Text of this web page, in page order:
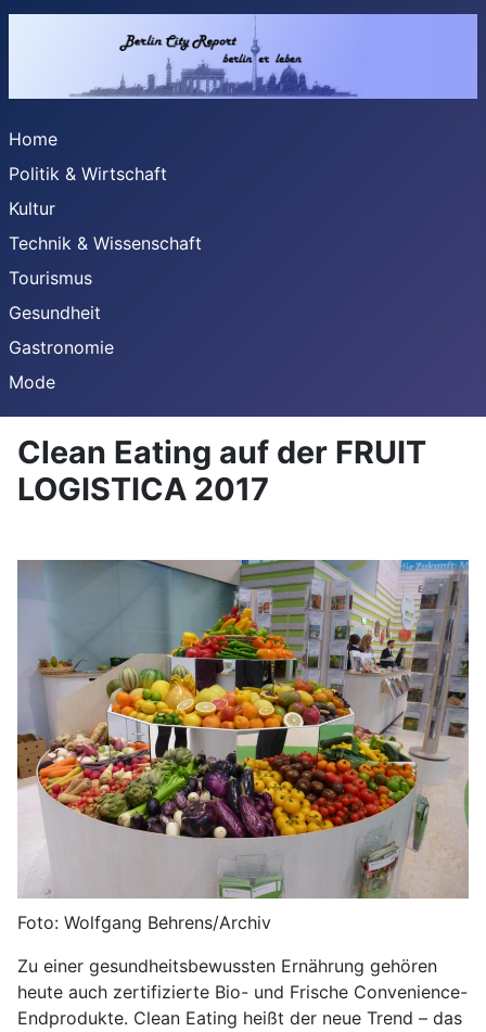
Home
Politik & Wirtschaft
Kultur
Technik & Wissenschaft
Tourismus
Gesundheit
Gastronomie
Mode
Clean Eating auf der FRUIT
LOGISTICA 2017
Foto: Wolfgang Behrens/Archiv
Zu einer gesundheitsbewussten Ernährung gehören
heute auch zertifizierte Bio- und Frische Convenience-
Endprodukte. Clean Eating heißt der neue Trend – das